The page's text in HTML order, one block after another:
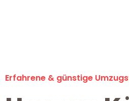
Erfahrene & günstige